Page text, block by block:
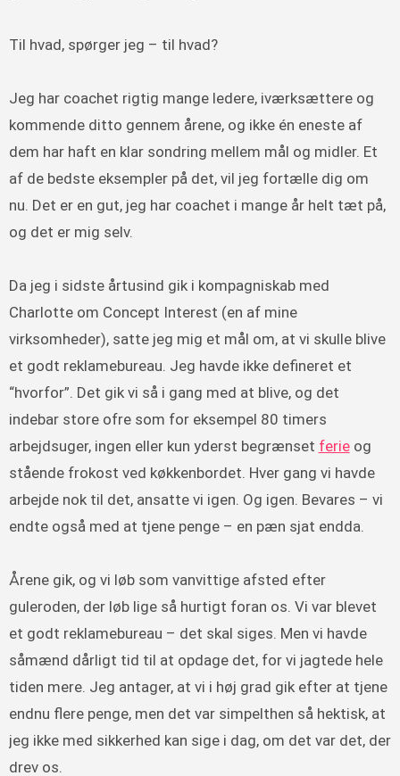
Til hvad, spørger jeg – til hvad?
Jeg har coachet rigtig mange ledere, iværksættere og
kommende ditto gennem årene, og ikke én eneste af
dem har haft en klar sondring mellem mål og midler. Et
af de bedste eksempler på det, vil jeg fortælle dig om
nu. Det er en gut, jeg har coachet i mange år helt tæt på,
og det er mig selv.
Da jeg i sidste årtusind gik i kompagniskab med
Charlotte om Concept Interest (en af mine
virksomheder), satte jeg mig et mål om, at vi skulle blive
et godt reklamebureau. Jeg havde ikke defineret et
“hvorfor”. Det gik vi så i gang med at blive, og det
indebar store ofre som for eksempel 80 timers
arbejdsuger, ingen eller kun yderst begrænset ferieog
stående frokost ved køkkenbordet. Hver gang vi havde
arbejde nok til det, ansatte vi igen. Og igen. Bevares – vi
endte også med at tjene penge – en pæn sjat endda.
Årene gik, og vi løb som vanvittige afsted efter
guleroden, der løb lige så hurtigt foran os. Vi var blevet
et godt reklamebureau – det skal siges. Men vi havde
såmænd dårligt tid til at opdage det, for vi jagtede hele
tiden mere. Jeg antager, at vi i høj grad gik efter at tjene
endnu flere penge, men det var simpelthen så hektisk, at
jeg ikke med sikkerhed kan sige i dag, om det var det, der
drev os.